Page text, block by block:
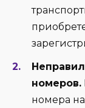
номеров.
номера